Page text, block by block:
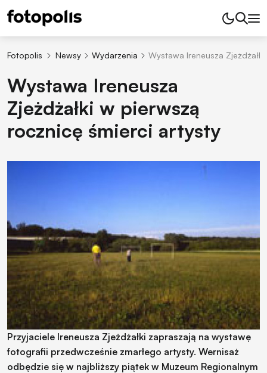
Fotopolis Newsy Wydarzenia Wystawa Ireneusza
Wystawa Ireneusza
Zjeżdżałki w pierwszą
rocznicę śmierci artysty
Przyjaciele Ireneusza Zjeżdżałki zapraszają na wystawę
fotografii przedwcześnie zmarłego artysty. Wernisaż
odbędzie się w najbliższy piątek w Muzeum Regionalnym